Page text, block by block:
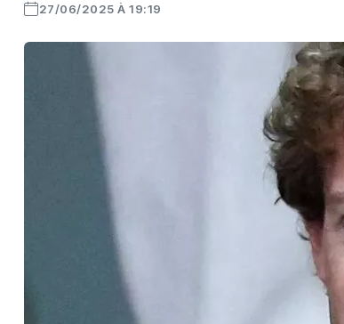
27/06/2025 À 19:19